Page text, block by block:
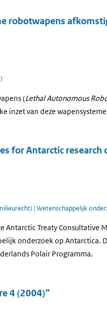
robotwapens
(Lethal Autonomous
inzet van deze
for Antarctic research
| Wetenschappelijk
Treaty Consultative
onderzoek op Antarctica.
Polair Programma.
4 (2004)”